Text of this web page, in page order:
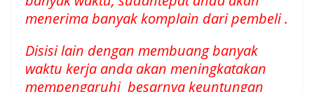
menerima banyak komplain dari pembeli .
Disisi lain dengan membuang banyak
waktu kerja anda akan meningkatakan
mempengaruhi besarnya keuntungan